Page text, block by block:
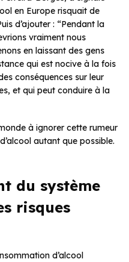
en Europe risquait de
d’ajouter : “Pendant la
vraiment nous
en laissant des gens
qui est nocive à la fois
conséquences sur leur
et qui peut conduire à la
à ignorer cette rumeur
autant que possible.
du système
risques
d’alcool